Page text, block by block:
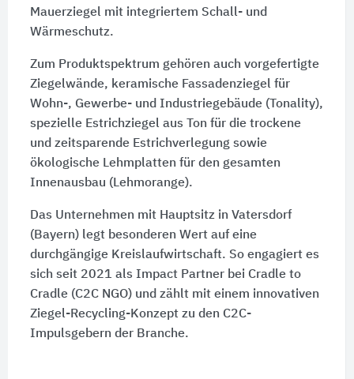
Mauerziegel mit integriertem Schall- und
Wärmeschutz.
Zum Produktspektrum gehören auch vorgefertigte
Ziegelwände, keramische Fassadenziegel für
Wohn-, Gewerbe- und Industriegebäude (Tonality),
spezielle Estrichziegel aus Ton für die trockene
und zeitsparende Estrichverlegung sowie
ökologische Lehmplatten für den gesamten
Innenausbau (Lehmorange).
Das Unternehmen mit Hauptsitz in Vatersdorf
(Bayern) legt besonderen Wert auf eine
durchgängige Kreislaufwirtschaft. So engagiert es
sich seit 2021 als Impact Partner bei Cradle to
Cradle (C2C NGO) und zählt mit einem innovativen
Ziegel-Recycling-Konzept zu den C2C-
Impulsgebern der Branche.